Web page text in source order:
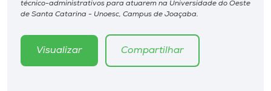
Rádio
técnico-administrativos para atuarem na Universidade do Oeste
de Santa Catarina - Unoesc, Campus de Joaçaba.
Visualizar Compartilhar